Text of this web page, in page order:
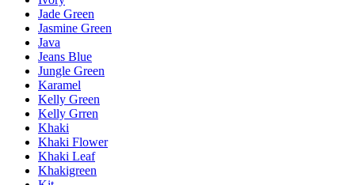
Jade Green
Jasmine Green
Java
Jeans Blue
Jungle Green
Karamel
Kelly Green
Kelly Grren
Khaki
Khaki Flower
Khaki Leaf
Khakigreen